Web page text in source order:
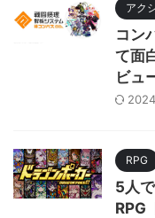
アク
コン
て面
ビュ
RPG
5人
RPG